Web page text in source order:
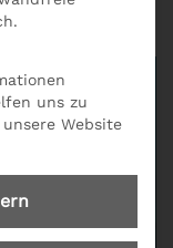
Nr. A 22.
uns zu
Website